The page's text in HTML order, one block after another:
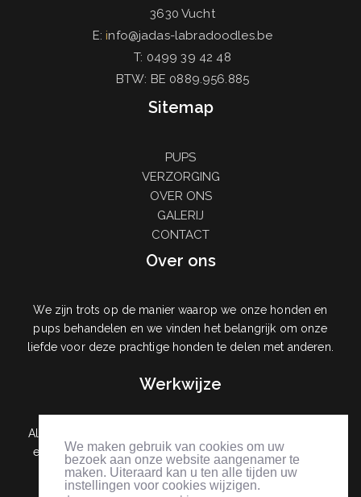
We maken gebruik van cookies om uw
bezoek aan onze website aangenamer te
maken. Uiteraard kan u ten alle tijden uw
instellingen voor cookies wijzigen.
3630 Vucht
E: info@jadas-labradoodles.be
T: 0499 39 42 48
BTW: BE 0889.956.885
Sitemap
PUPS
VERZORGING
OVER ONS
GALERIJ
CONTACT
Over ons
We zijn trots op de manier waarop we onze honden en
pups behandelen en we vinden het belangrijk om onze
liefde voor deze prachtige honden te delen met anderen.
Werkwijze
Alle nieuwe klanten zullen worden gescreend voordat ze
een hondje mee krijgen, dit om te zorgen dat de pup in
een goede nieuwe thuis kan terechtkomen.